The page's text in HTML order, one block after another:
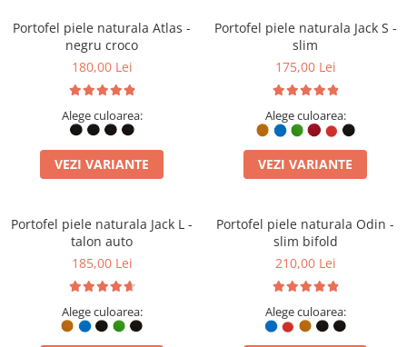
Portofel piele naturala Atlas -
negru croco
180,00 Lei
Alege culoarea:
VEZI VARIANTE
Portofel piele naturala Jack S -
slim
175,00 Lei
Alege culoarea:
VEZI VARIANTE
Portofel piele naturala Jack L -
talon auto
185,00 Lei
Alege culoarea:
Portofel piele naturala Odin -
slim bifold
210,00 Lei
Alege culoarea: